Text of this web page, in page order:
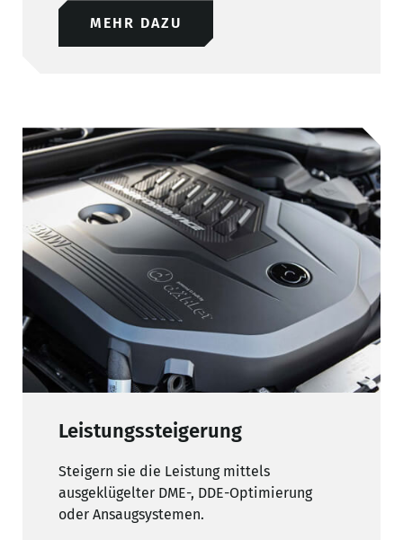
MEHR DAZU
Leistungssteigerung
Steigern sie die Leistung mittels
ausgeklügelter DME-, DDE-Optimierung
oder Ansaugsystemen.